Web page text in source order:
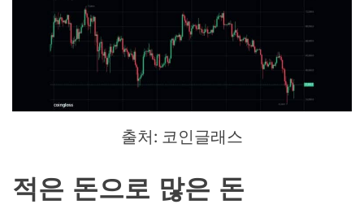
출처: 코인글래스
적은 돈으로 많은 돈